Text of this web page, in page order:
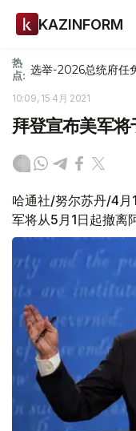
KAZINFORM
热
点: 选举-2026总统府任
10:09, 15 4月 2021
拜登宣布美军将
哈通社/努尔苏丹/4月
军将从5月1日起撤离